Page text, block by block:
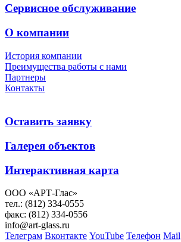
Сервисное обслуживание
О компании
История компании
Преимущества работы с нами
Партнеры
Контакты
Оставить заявку
Галерея объектов
Интерактивная карта
ООО «АРТ-Глас»
тел.: (812) 334-0555
факс: (812) 334-0556
info@art-glass.ru
Телеграм Вконтакте YouTube Телефон Mail